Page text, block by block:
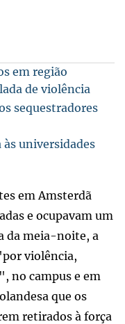
em região
de violência
sequestradores
às universidades
em Amsterdã
e ocupavam um
da meia-noite, a
violência,
no campus e em
que os
retirados à força